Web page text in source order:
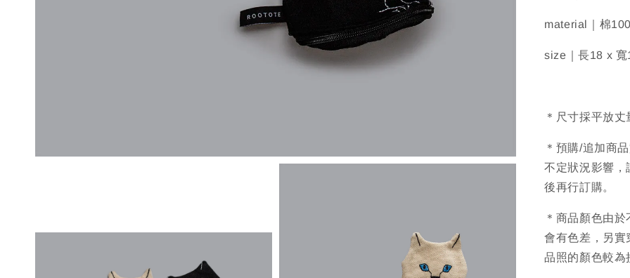
material｜棉
size｜長18 x
＊尺寸採平放
＊預購/追加商
不定狀況影響，
後再行訂購。
＊商品顏色由
會有色差，另實
品照的顏色較為